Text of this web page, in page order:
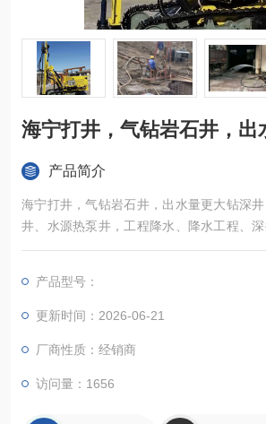
海宁打井，气钻岩石井，出
产品简介
海宁打井，气钻岩石井，出水量更大钻深
井、水源热泵井，工程降水、降水工程、深
水空调冷风机及各种通风降温换气、除尘设
产品型号：
更新时间：2026-06-21
厂商性质：经销商
访问量：1656